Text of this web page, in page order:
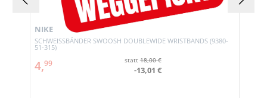
SCHWEISSBÄNDER SWOOSH DOUBLEWIDE WRISTBANDS (9380-
51-315)
NIKE
4,99 statt18,00 €
-13,01 €